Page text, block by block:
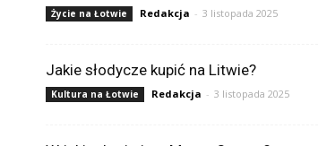
Życie na Łotwie Redakcja - 3 listopada 2025
Jakie słodycze kupić na Litwie?
Kultura na Łotwie Redakcja - 3 listopada 2025